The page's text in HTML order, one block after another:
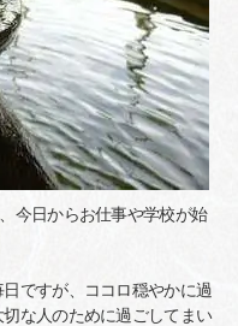
今日からお仕事や学校が始
ですが、ココロ穏やかに過
な人のために過ごしてまい